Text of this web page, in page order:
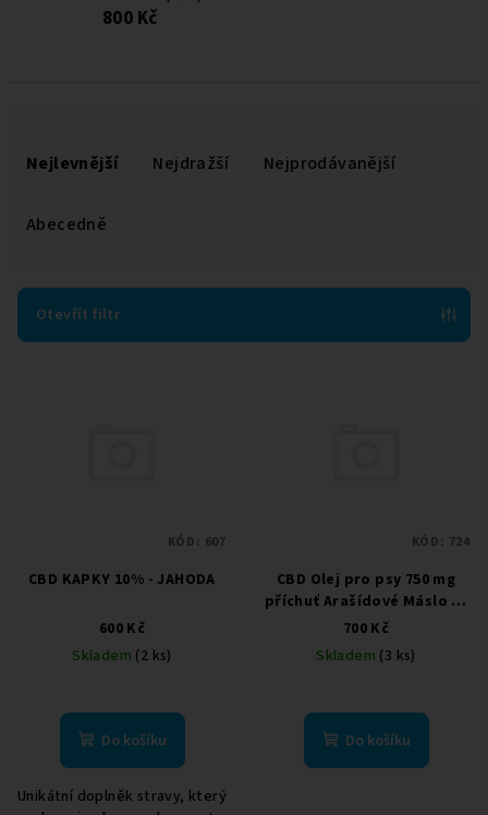
800 Kč
r
Nejlevnější Nejdražší Nejprodávanější
Abecedně
Otevřít filtr
CBD KAPKY 10% - JAHODA
600 Kč
Skladem (2 ks)
Do košíku
Unikátní doplněk stravy, který
KÓD: 607
CBD Olej pro psy 750 mg
příchuť Arašídové Máslo 30
ml ve spreji
700 Kč
Skladem (3 ks)
Do košíku
KÓD: 724